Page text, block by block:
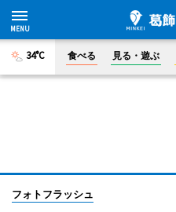
34°C 食べる 見る・遊ぶ
フォトフラッシュ